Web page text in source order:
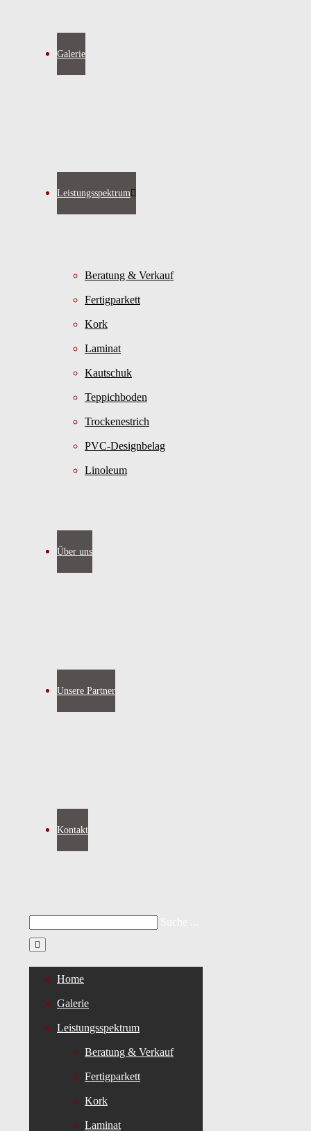
Galerie
Leistungsspektrum
Beratung & Verkauf
Fertigparkett
Kork
Laminat
Kautschuk
Teppichboden
Trockenestrich
PVC-Designbelag
Linoleum
Über uns
Unsere Partner
Kontakt
Home
Galerie
Leistungsspektrum
Beratung & Verkauf
Fertigparkett
Kork
Laminat